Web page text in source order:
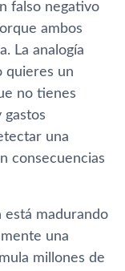
falso negativo
ambos
La analogía
quieres un
no tienes
gastos
una
consecuencias
está madurando
una
millones de